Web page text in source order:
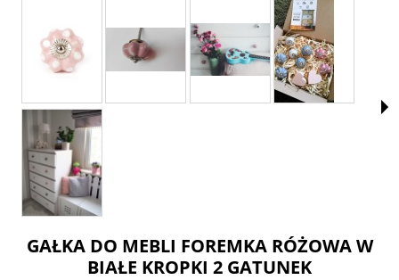
GAŁKA DO MEBLI FOREMKA RÓŻOWA W
BIAŁE KROPKI 2 GATUNEK